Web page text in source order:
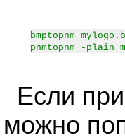
bmptopnm
pnmtopnm -plain
Если
можно